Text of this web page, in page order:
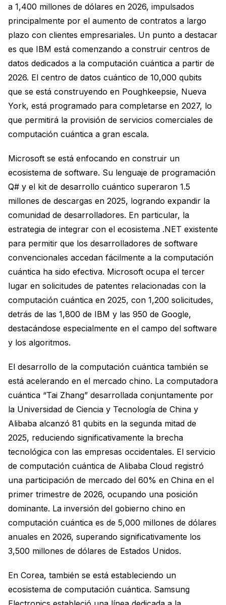
a 1,400 millones de dólares en 2026, impulsados
principalmente por el aumento de contratos a largo
plazo con clientes empresariales. Un punto a destacar
es que IBM está comenzando a construir centros de
datos dedicados a la computación cuántica a partir de
2026. El centro de datos cuántico de 10,000 qubits
que se está construyendo en Poughkeepsie, Nueva
York, está programado para completarse en 2027, lo
que permitirá la provisión de servicios comerciales de
computación cuántica a gran escala.
Microsoft se está enfocando en construir un
ecosistema de software. Su lenguaje de programación
Q# y el kit de desarrollo cuántico superaron 1.5
millones de descargas en 2025, logrando expandir la
comunidad de desarrolladores. En particular, la
estrategia de integrar con el ecosistema .NET existente
para permitir que los desarrolladores de software
convencionales accedan fácilmente a la computación
cuántica ha sido efectiva. Microsoft ocupa el tercer
lugar en solicitudes de patentes relacionadas con la
computación cuántica en 2025, con 1,200 solicitudes,
detrás de las 1,800 de IBM y las 950 de Google,
destacándose especialmente en el campo del software
y los algoritmos.
El desarrollo de la computación cuántica también se
está acelerando en el mercado chino. La computadora
cuántica “Tai Zhang” desarrollada conjuntamente por
la Universidad de Ciencia y Tecnología de China y
Alibaba alcanzó 81 qubits en la segunda mitad de
2025, reduciendo significativamente la brecha
tecnológica con las empresas occidentales. El servicio
de computación cuántica de Alibaba Cloud registró
una participación de mercado del 60% en China en el
primer trimestre de 2026, ocupando una posición
dominante. La inversión del gobierno chino en
computación cuántica es de 5,000 millones de dólares
anuales en 2026, superando significativamente los
3,500 millones de dólares de Estados Unidos.
En Corea, también se está estableciendo un
ecosistema de computación cuántica. Samsung